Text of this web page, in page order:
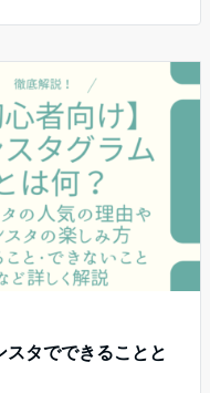
タでできることと